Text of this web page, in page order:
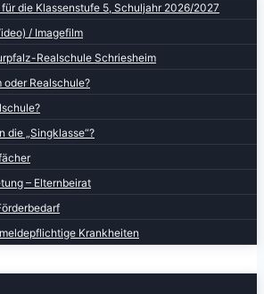
die Klassenstufe 5, Schuljahr 2026/2027
/ Imagefilm
Realschule Schriesheim
oder Realschule?
die „Singklasse“?
– Elternbeirat
Krankheiten